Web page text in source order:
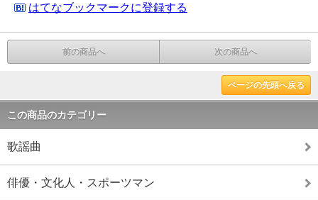
はてなブックマークに登録する
前の商品へ 次の商品へ
ページの先頭へ戻る
この商品のカテゴリー
歌謡曲
俳優・文化人・スポーツマン